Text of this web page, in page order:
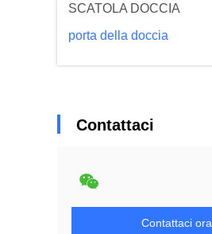
SCATOLA DOCCIA
porta della doccia
Contattaci
Contattaci ora